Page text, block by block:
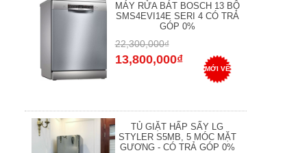
MÁY RỬA BÁT BOSCH 13 BỘ
SMS4EVI14E SERI 4 CÓ TRẢ
GÓP 0%
22,300,000₫
13,800,000₫
MỚI VỀ
TỦ GIẶT HẤP SẤY LG
STYLER S5MB, 5 MÓC MẶT
GƯƠNG - CÓ TRẢ GÓP 0%